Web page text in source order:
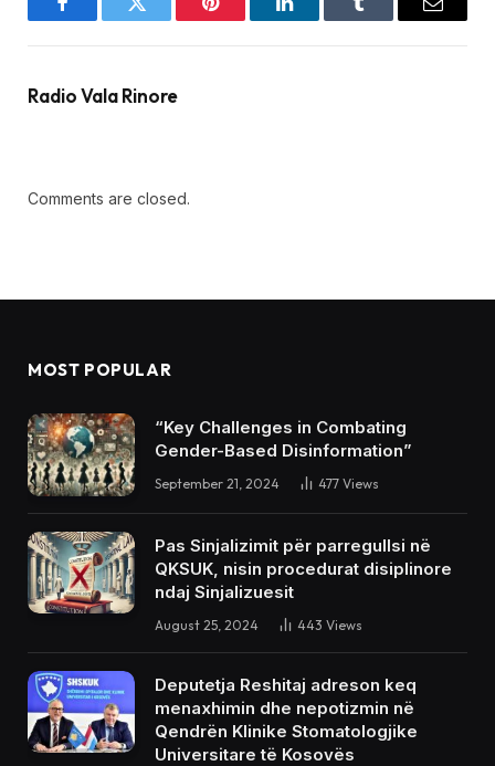
FacebookTwitter Pinterest LinkedInTumblr Email
Radio Vala Rinore
Comments are closed.
MOST POPULAR
“Key Challenges in Combating
Gender-Based Disinformation”
September 21, 2024 477 Views
Pas Sinjalizimit për parregullsi në
QKSUK, nisin procedurat disiplinore
ndaj Sinjalizuesit
August 25, 2024 443 Views
Deputetja Reshitaj adreson keq
menaxhimin dhe nepotizmin në
Qendrën Klinike Stomatologjike
Universitare të Kosovës